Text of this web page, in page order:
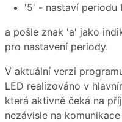
'5' - nastaví periodu
a pošle znak 'a' jako
pro nastavení periody.
V aktuální verzi
LED realizováno v
která aktivně čeká na
nezávisle na